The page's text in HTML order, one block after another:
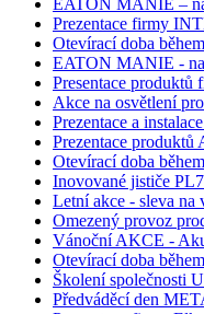
EATON MANIE –
Prezentace firmy
Otevírací doba
EATON MANIE -
Presentace
Akce na osvětlení
Prezentace a
Prezentace produktů
Otevírací doba
Inovované jističe
Letní akce - sleva na
Omezený provoz
Vánoční AKCE -
Otevírací doba
Školení společnosti
Předváděcí den